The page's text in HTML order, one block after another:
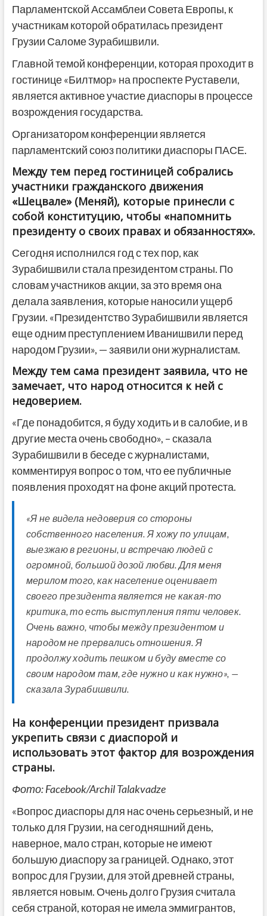
Парламентской Ассамблеи Совета Европы, к
участникам которой обратилась президент
Грузии Саломе Зурабишвили.
Главной темой конференции, которая проходит в
гостинице «Билтмор» на проспекте Руставели,
является активное участие диаспоры в процессе
возрождения государства.
Организатором конференции является
парламентский союз политики диаспоры ПАСЕ.
Между тем перед гостиницей собрались
участники гражданского движения
«Шецвале» (Меняй), которые принесли с
собой конституцию, чтобы «напомнить
президенту о своих правах и обязанностях».
Сегодня исполнился год с тех пор, как
Зурабишвили стала президентом страны. По
словам участников акции, за это время она
делала заявления, которые наносили ущерб
Грузии. «Президентство Зурабишвили является
еще одним преступлением Иванишвили перед
народом Грузии», — заявили они журналистам.
Между тем сама президент заявила, что не
замечает, что народ относится к ней с
недоверием.
«Где понадобится, я буду ходить и в салобие, и в
другие места очень свободно», – сказала
Зурабишвили в беседе с журналистами,
комментируя вопрос о том, что ее публичные
появления проходят на фоне акций протеста.
«Я не видела недоверия со стороны
собственного населения. Я хожу по улицам,
выезжаю в регионы, и встречаю людей с
огромной, большой дозой любви. Для меня
мерилом того, как население оценивает
своего президента является не какая-то
критика, то есть выступления пяти человек.
Очень важно, чтобы между президентом и
народом не прервались отношения. Я
продолжу ходить пешком и буду вместе со
своим народом там, где нужно и как нужно», —
сказала Зурабишвили.
На конференции президент призвала
укрепить связи с диаспорой и
использовать этот фактор для возрождения
страны.
Фото: Facebook/Archil Talakvadze
«Вопрос диаспоры для нас очень серьезный, и не
только для Грузии, на сегодняшний день,
наверное, мало стран, которые не имеют
большую диаспору за границей. Однако, этот
вопрос для Грузии, для этой древней страны,
является новым. Очень долго Грузия считала
себя страной, которая не имела эммигрантов,